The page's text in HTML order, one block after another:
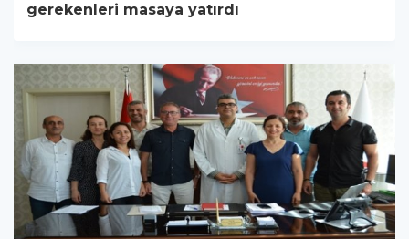
gerekenleri masaya yatırdı